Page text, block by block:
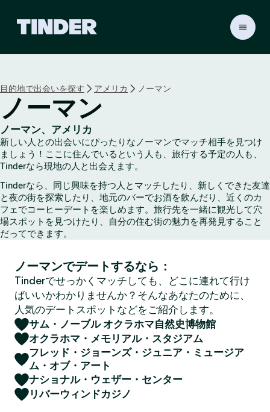
r
ホ
ペ
ー
ジ
目的地で出会いを探す アメリカ ノーマン
ノーマン
ノーマン、アメリカ
新しい人との出会いにぴったりなノーマンでマッチ相手を見つけ
ましょう！ここに住んでいるという人も、旅行する予定の人も、
Tinderなら現地の人と出会えます。
Tinderなら、同じ興味を持つ人とマッチしたり、新しくできた友達
と夜の街を探索したり、地元のバーでお酒を飲んだり、近くのカ
フェでコーヒーデートを楽しめます。旅行先を一緒に観光して穴
場スポットを見つけたり、自分の住む街の魅力を再発見すること
だってできます。
ノーマンでデートするなら：
Tinderでせっかくマッチしても、どこに連れて行け
ばいいかわかりませんか？そんなあなたのために、
人気のデートスポットなどをご紹介します。
サム・ノーブル オクラホマ自然史博物館
オクラホマ・メモリアル・スタジアム
フレッド・ジョーンズ・ジュニア・ミュージア
ム・オブ・アート
ナショナル・ウェザー・センター
リバーウィンドカジノ